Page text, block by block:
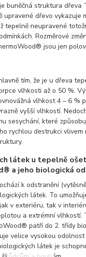
buněčná struktura dřeva
upravené dřevo vykazuje
tepelně neupravené
Rozměrové
jsou jen
tím, že je u dřeva
vlhkosti až o 50 %.
vlhkost 4 – 6 %
vyšší vlhkostí.
sesychání, které
rychlou destrukci vlivem
látek u tepelně
a jeho biologická
k odstranění
látek. To
v exteriéru, tak v
a extrémní vlhkostí.
patří do 2. třídy
velice vysokou odolnost
látek je